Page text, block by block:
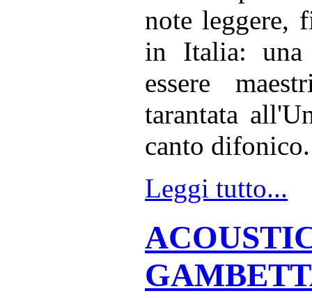
note leggere,
in Italia: una
essere
tarantata
canto difonico.
Leggi tutto...